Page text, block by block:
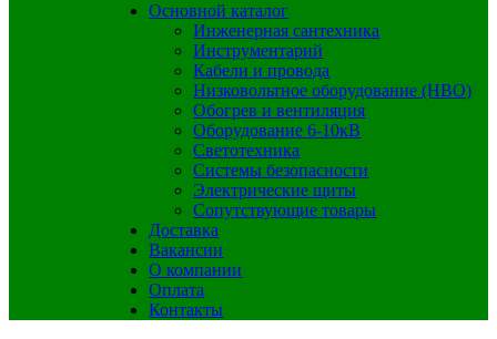
Основной каталог
Инженерная сантехника
Инструментарий
Кабели и провода
Низковольтное оборудование (НВО)
Обогрев и вентиляция
Оборудование 6-10кВ
Светотехника
Системы безопасности
Электрические щиты
Сопутствующие товары
Доставка
Вакансии
О компании
Оплата
Контакты